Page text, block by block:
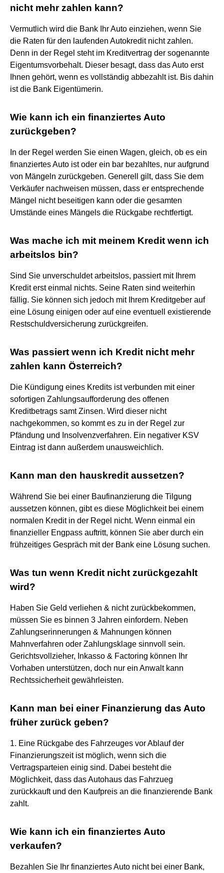
nicht mehr zahlen kann?
Vermutlich wird die Bank Ihr Auto einziehen, wenn Sie
die Raten für den laufenden Autokredit nicht zahlen.
Denn in der Regel steht im Kreditvertrag der sogenannte
Eigentumsvorbehalt. Dieser besagt, dass das Auto erst
Ihnen gehört, wenn es vollständig abbezahlt ist. Bis dahin
ist die Bank Eigentümerin.
Wie kann ich ein finanziertes Auto
zurückgeben?
In der Regel werden Sie einen Wagen, gleich, ob es ein
finanziertes Auto ist oder ein bar bezahltes, nur aufgrund
von Mängeln zurückgeben. Generell gilt, dass Sie dem
Verkäufer nachweisen müssen, dass er entsprechende
Mängel nicht beseitigen kann oder die gesamten
Umstände eines Mängels die Rückgabe rechtfertigt.
Was mache ich mit meinem Kredit wenn ich
arbeitslos bin?
Sind Sie unverschuldet arbeitslos, passiert mit Ihrem
Kredit erst einmal nichts. Seine Raten sind weiterhin
fällig. Sie können sich jedoch mit Ihrem Kreditgeber auf
eine Lösung einigen oder auf eine eventuell existierende
Restschuldversicherung zurückgreifen.
Was passiert wenn ich Kredit nicht mehr
zahlen kann Österreich?
Die Kündigung eines Kredits ist verbunden mit einer
sofortigen Zahlungsaufforderung des offenen
Kreditbetrags samt Zinsen. Wird dieser nicht
nachgekommen, so kommt es zu in der Regel zur
Pfändung und Insolvenzverfahren. Ein negativer KSV
Eintrag ist dann außerdem unausweichlich.
Kann man den hauskredit aussetzen?
Während Sie bei einer Baufinanzierung die Tilgung
aussetzen können, gibt es diese Möglichkeit bei einem
normalen Kredit in der Regel nicht. Wenn einmal ein
finanzieller Engpass auftritt, können Sie aber durch ein
frühzeitiges Gespräch mit der Bank eine Lösung suchen.
Was tun wenn Kredit nicht zurückgezahlt
wird?
Haben Sie Geld verliehen & nicht zurückbekommen,
müssen Sie es binnen 3 Jahren einfordern. Neben
Zahlungserinnerungen & Mahnungen können
Mahnverfahren oder Zahlungsklage sinnvoll sein.
Gerichtsvollzieher, Inkasso & Factoring können Ihr
Vorhaben unterstützen, doch nur ein Anwalt kann
Rechtssicherheit gewährleisten.
Kann man bei einer Finanzierung das Auto
früher zurück geben?
1. Eine Rückgabe des Fahrzeuges vor Ablauf der
Finanzierungszeit ist möglich, wenn sich die
Vertragsparteien einig sind. Dabei besteht die
Möglichkeit, dass das Autohaus das Fahrzueg
zurückkauft und den Kaufpreis an die finanzierende Bank
zahlt.
Wie kann ich ein finanziertes Auto
verkaufen?
Bezahlen Sie Ihr finanziertes Auto nicht bei einer Bank,